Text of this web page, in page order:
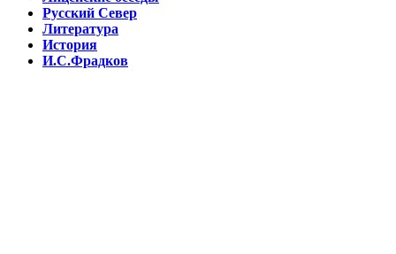
Русский Север
Литература
История
И.С.Фрадков